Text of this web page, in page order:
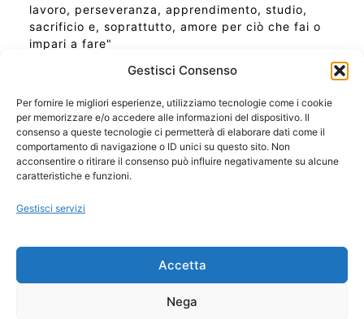
Gestisci Consenso
Per fornire le migliori esperienze, utilizziamo tecnologie come i cookie
per memorizzare e/o accedere alle informazioni del dispositivo. Il
consenso a queste tecnologie ci permetterà di elaborare dati come il
comportamento di navigazione o ID unici su questo sito. Non
acconsentire o ritirare il consenso può influire negativamente su alcune
caratteristiche e funzioni.
Gestisci servizi
Accetta
Nega
lavoro, perseveranza, apprendimento, studio,
sacrificio e, soprattutto, amore per ciò che fai o
impari a fare"
Ora Esatta in Italia in questo momento
Ti Senti Strano Ultimamente? Potrebbe Essere per
la Risonanza di Schumann
Come Sapere Se Stai Ascendendo alla Quinta
Copyright 2026 NotiziePlus.com
📰 Contenuto Umano Verificato